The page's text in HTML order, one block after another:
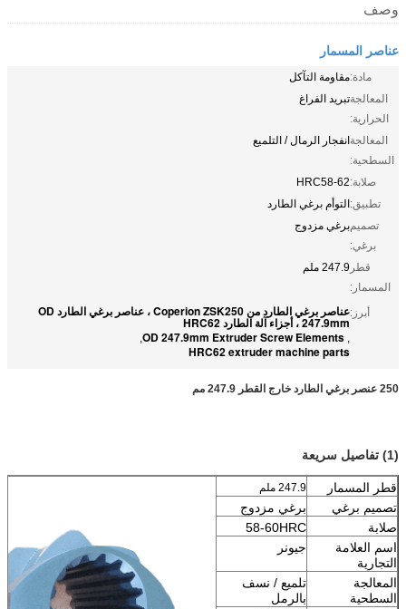
وصف
عناصر المسمار
مادة:مقاومة التآكل
المعالجة
الحرارية:
تبريد الفراغ
المعالجة
السطحية:
انفجار الرمال / التلميع
صلابة:HRC58-62
تطبيق:التوأم برغي الطارد
تصميم
برغي:
برغي مزدوج
قطر
المسمار:
247.9 ملم
أبرز: عناصر برغي الطارد من Coperion ZSK250 ، عناصر برغي الطارد OD
247.9mm ، أجزاء آلة الطارد HRC62
,
OD 247.9mm Extruder Screw Elements
,
HRC62 extruder machine parts
250 عنصر برغي الطارد خارج القطر 247.9 مم
(1) تفاصيل سريعة
قطر المسمار 247.9 ملم
تصميم برغي
برغي مزدوج
صلابة
58-60HRC
اسم العلامة
التجارية
جيونر
المعالجة
السطحية
تلميع / نسف
بالرمل